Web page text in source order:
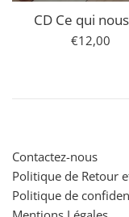
CD Ce qui
Prix
€12,00
Contactez-nous
Politique de Retour
Politique de